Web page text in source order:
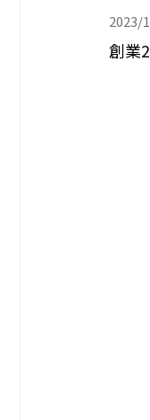
2023/
創業